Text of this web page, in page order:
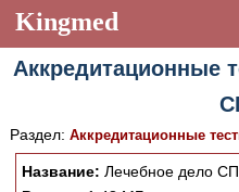
Kingmed
Учебный материал
Фотогалерея
Пароль
Аккредитационные
Раздел: Аккредитационные
Название: Лечебное дело